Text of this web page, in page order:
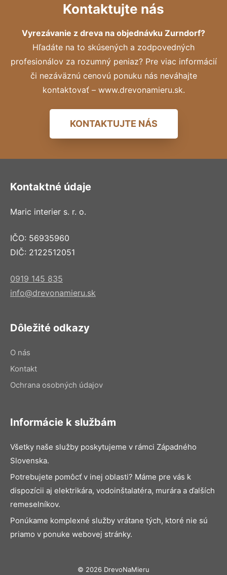
Kontaktujte nás
Vyrezávanie z dreva na objednávku Zurndorf?
Hľadáte na to skúsených a zodpovedných
profesionálov za rozumný peniaz? Pre viac informácií
či nezáväznú cenovú ponuku nás neváhajte
kontaktovať – www.drevonamieru.sk.
KONTAKTUJTE NÁS
Kontaktné údaje
Maric interier s. r. o.
IČO: 56935960
DIČ: 2122512051
0919 145 835
info@drevonamieru.sk
Dôležité odkazy
O nás
Kontakt
Ochrana osobných údajov
Informácie k službám
Všetky naše služby poskytujeme v rámci Západného
Slovenska.
Potrebujete pomôcť v inej oblasti? Máme pre vás k
dispozícii aj elektrikára, vodoinštalatéra, murára a ďalších
remeselníkov.
Ponúkame komplexné služby vrátane tých, ktoré nie sú
priamo v ponuke webovej stránky.
© 2026 DrevoNaMieru